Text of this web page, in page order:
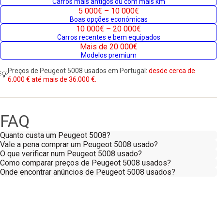
5 000€ – 10 000€
Boas opções económicas
10 000€ – 20 000€
Carros recentes e bem equipados
Mais de 20 000€
Modelos premium
💡Preços de Peugeot 5008 usados em Portugal: desde cerca de
6.000 € até mais de 36.000 €.
FAQ
Quanto custa um Peugeot 5008?
Vale a pena comprar um Peugeot 5008 usado?
O que verificar num Peugeot 5008 usado?
Como comparar preços de Peugeot 5008 usados?
Onde encontrar anúncios de Peugeot 5008 usados?